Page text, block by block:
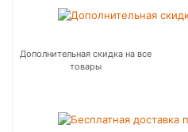
Дополнительная скидка на все
товары